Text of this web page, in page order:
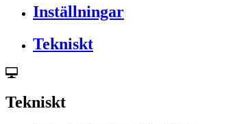
Inställningar
Tekniskt
Tekniskt